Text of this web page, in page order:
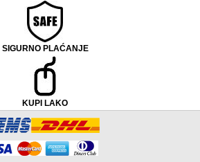
SIGURNO PLAĆANJE
KUPI LAKO